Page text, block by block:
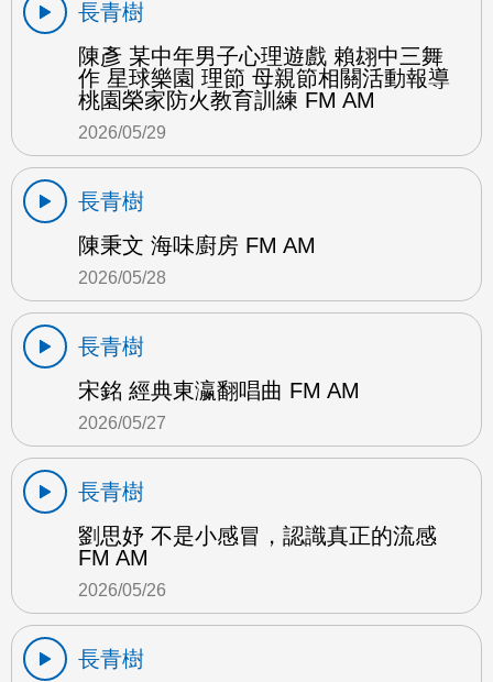
長青樹
陳彥 某中年男子心理遊戲 賴翃中三舞
作 星球樂園 理節 母親節相關活動報導
桃園榮家防火教育訓練 FM AM
2026/05/29
長青樹
陳秉文 海味廚房 FM AM
2026/05/28
長青樹
宋銘 經典東瀛翻唱曲 FM AM
2026/05/27
長青樹
劉思妤 不是小感冒，認識真正的流感
FM AM
2026/05/26
長青樹